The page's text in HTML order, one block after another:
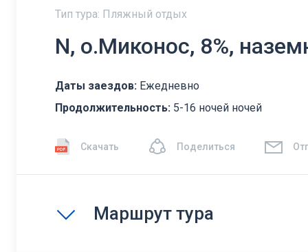
Тип тура: Пляжный отдых
N, о.Миконос, 8%,
Даты заездов: Ежедневно
Продолжительность: 5-16 ночей ночей
Скачать Поделиться
Маршрут тура